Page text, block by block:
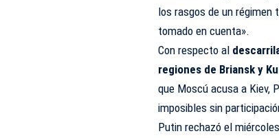
los rasgos de un régimen
tomado en cuenta».
Con respecto al
regiones de Briansk y
que Moscú acusa a Kiev,
imposibles sin
Putin rechazó el